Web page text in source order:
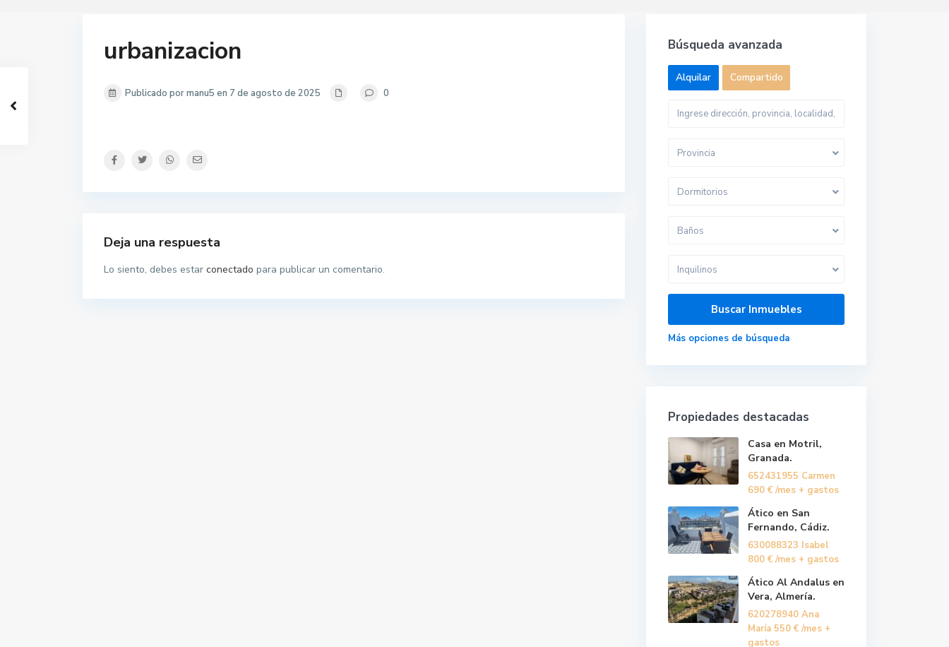
urbanizacion
Publicado por manu5 en 7 de agosto de 2025 0
Deja una respuesta
Lo siento, debes estar conectado para publicar un comentario.
Búsqueda avanzada
Alquilar Compartido
Provincia
Dormitorios
Baños
Inquilinos
Más opciones de búsqueda
Propiedades destacadas
Casa en Motril,
Granada.
652431955 Carmen
690 € /mes + gastos
Ático en San
Fernando, Cádiz.
630088323 Isabel
800 € /mes + gastos
Ático Al Andalus en
Vera, Almería.
620278940 Ana
María 550 € /mes +
gastos